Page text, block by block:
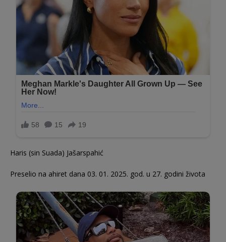
Haris (sin Suada) Jašarspahić
Preselio na ahiret dana 03. 01. 2025. god. u 27. godini života